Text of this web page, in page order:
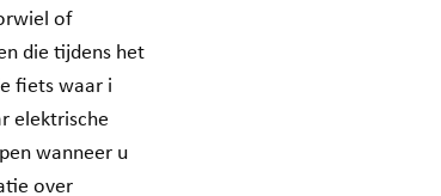
of
die tijdens het
fiets waar i
elektrische
wanneer u
over